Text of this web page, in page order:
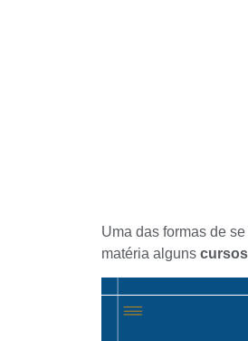
Uma das formas de
matéria alguns